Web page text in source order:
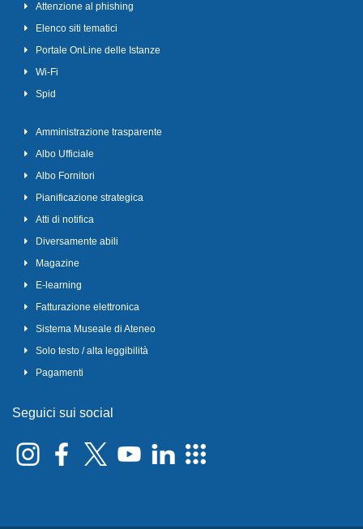
Attenzione al phishing
Elenco siti tematici
Portale OnLine delle Istanze
Wi-Fi
Spid
Amministrazione trasparente
Albo Ufficiale
Albo Fornitori
Pianificazione strategica
Atti di notifica
Diversamente abili
Magazine
E-learning
Fatturazione elettronica
Sistema Museale di Ateneo
Solo testo / alta leggibilità
Pagamenti
Seguici sui social